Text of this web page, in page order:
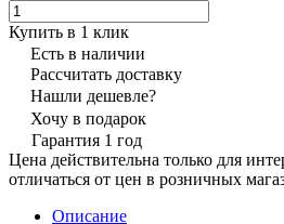
Купить в 1 клик
Есть в наличии
Рассчитать доставку
Нашли дешевле?
Хочу в подарок
Гарантия 1 год
Цена действительна только для
отличаться от цен в розничных
Описание